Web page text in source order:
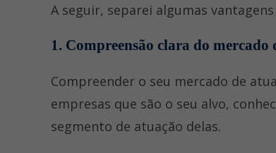
A seguir, separei algumas
1. Compreensão clara do mercado
Compreender o seu mercado de
empresas que são o seu alvo,
segmento de atuação delas.